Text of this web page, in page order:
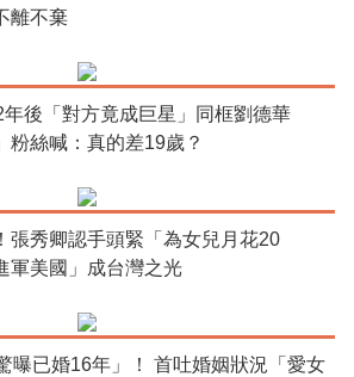
離不棄
年後「對方竟成巨星」同框劉德華
粉絲喊：真的差19歲？
張秀卿認手頭緊「為女兒月花20
美國」成台灣之光
曝已婚16年」！ 首吐婚姻狀況「愛女